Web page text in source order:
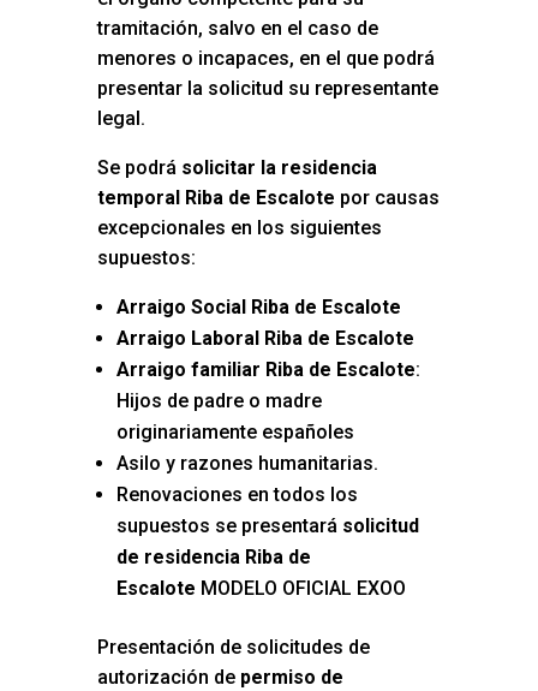
tramitación, salvo en el caso de
menores o incapaces, en el que podrá
presentar la solicitud su representante
legal.
Se podrá solicitar la residencia
temporal Riba de Escalote por causas
excepcionales en los siguientes
supuestos:
Arraigo Social Riba de Escalote
Arraigo Laboral Riba de Escalote
Arraigo familiar Riba de Escalote:
Hijos de padre o madre
originariamente españoles
Asilo y razones humanitarias.
Renovaciones en todos los
supuestos se presentará solicitud
de residencia Riba de
Escalote MODELO OFICIAL EXOO
Presentación de solicitudes de
autorización depermiso de